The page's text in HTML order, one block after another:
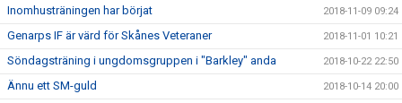
Inomhusträningen har börjat 2018-11-09 09:24
Genarps IF är värd för Skånes Veteraner 2018-11-01 10:21
Söndagsträning i ungdomsgruppen i "Barkley" anda 2018-10-22 22:50
Ännu ett SM-guld 2018-10-14 20:00